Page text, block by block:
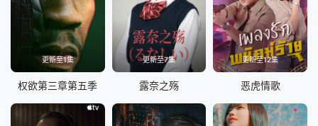
更新至1集
权欲第三章第五季
更新至7集
露奈之殇
更新至12集
恶虎情歌